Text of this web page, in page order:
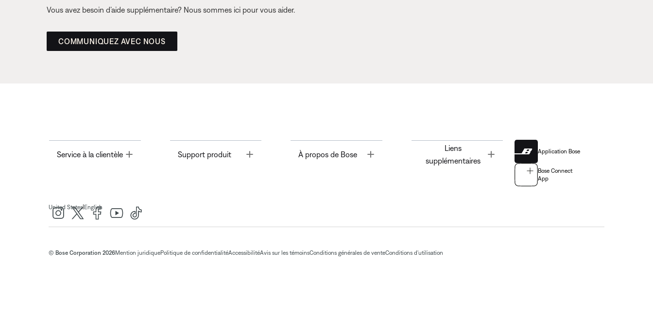
Vous avez besoin d’aide supplémentaire? Nous sommes ici pour vous aider.
COMMUNIQUEZ AVEC NOUS
Service à la clientèle Toggle Support produit À propos de Bose Toggle
Liens
supplémentaires
Application Bose
Bose Connect
App
United States| English
© Bose Corporation 2026Mention juridiquePolitique de confidentialitéAccessibilitéAvis sur les témoinsConditions générales de venteConditions d'utilisation